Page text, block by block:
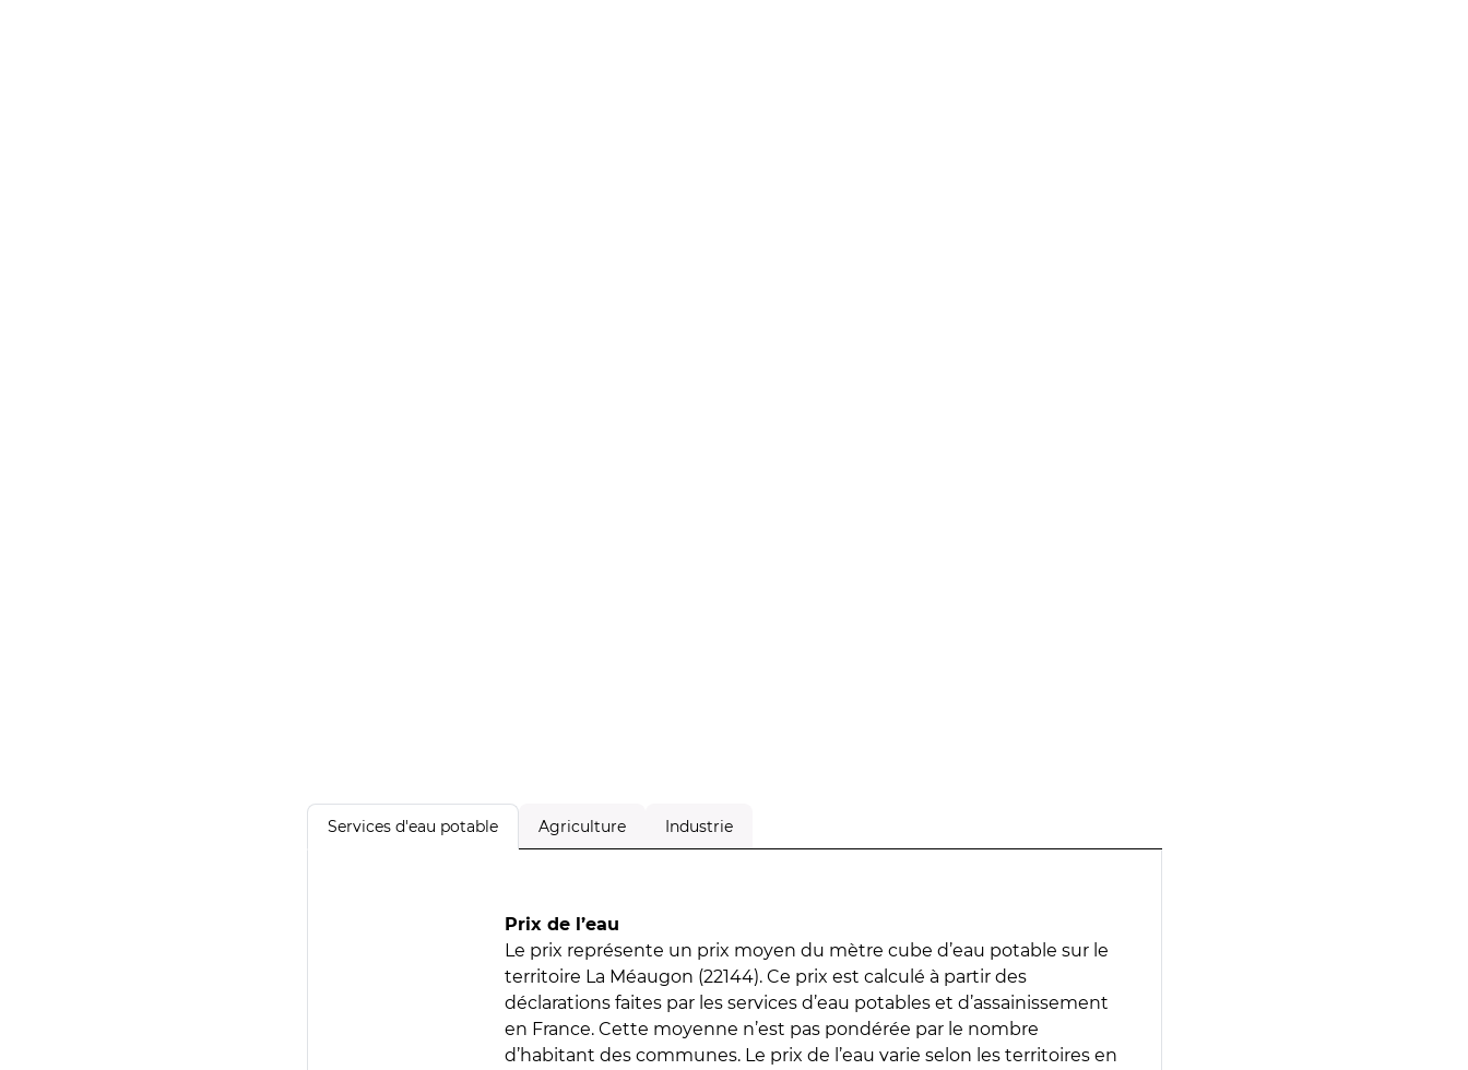
Services d'eau potable Agriculture Industrie
Prix de l’eau
Le prix représente un prix moyen du mètre cube d’eau potable sur le
territoire La Méaugon (22144). Ce prix est calculé à partir des
déclarations faites par les services d’eau potables et d’assainissement
en France. Cette moyenne n’est pas pondérée par le nombre
d’habitant des communes. Le prix de l’eau varie selon les territoires en